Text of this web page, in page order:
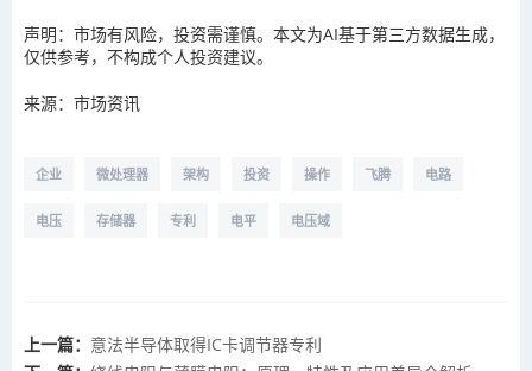
声明：市场有风险，投资需谨慎。本文为AI基于第三方数据生成，
仅供参考，不构成个人投资建议。
来源：市场资讯
企业 微处理器 架构 投资 操作 飞腾 电路
电压 存储器 专利 电平 电压域
上一篇： 意法半导体取得IC卡调节器专利